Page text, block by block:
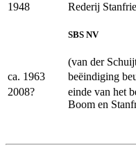
1948
Rederij
SBS NV
(van der
ca. 1963
beëindiging
2008?
einde van het
Boom en